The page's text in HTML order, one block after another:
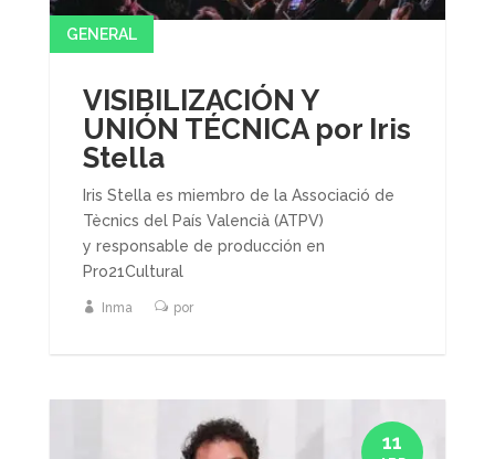
VISIBILIZACIÓN Y
UNIÓN TÉCNICA por Iris
Stella
GENERAL
Iris Stella es miembro de la Associació de
Tècnics del País Valencià (ATPV)
y responsable de producción en
Pro21Cultural
Inma por
11